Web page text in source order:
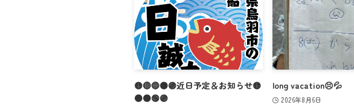
🟡🔴🔵🟠🟣近日予定＆お知らせ🟡
🟠🟤🟢🟣
long vacation😣💦
2026年8月6日